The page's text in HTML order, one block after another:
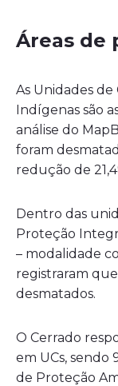
Áreas de
As Unidades de
Indígenas são
análise do
foram
redução de
Dentro das
Proteção
– modalidade
registraram
desmatados.
O Cerrado
em UCs, sendo
de Proteção